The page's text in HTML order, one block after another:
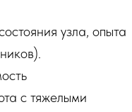
узла, опыта
с тяжелыми